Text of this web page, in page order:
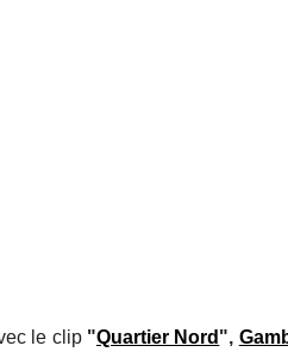
le clip"Quartier Nord ",